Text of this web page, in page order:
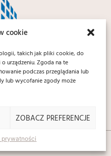
cookie
takich jak pliki cookie, do
urządzeniu. Zgoda na te
podczas przeglądania lub
lub wycofanie zgody może
ZOBACZ PREFERENCJE
prywatności